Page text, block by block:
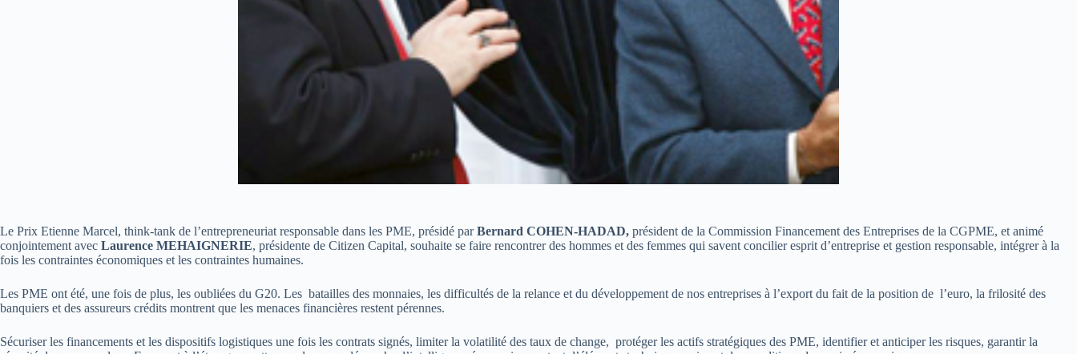
Le Prix Etienne Marcel, think-tank de l’entrepreneuriat responsable dans les PME, présidé parBernard COHEN-HADAD, président de la Commission Financement des Entreprises de la CGPME, et animé
conjointement avec Laurence MEHAIGNERIE, présidente de Citizen Capital, souhaite se faire rencontrer des hommes et des femmes qui savent concilier esprit d’entreprise et gestion responsable, intégrer à la
fois les contraintes économiques et les contraintes humaines.
Les PME ont été, une fois de plus, les oubliées du G20. Les batailles des monnaies, les difficultés de la relance et du développement de nos entreprises à l’export du fait de la position de l’euro, la frilosité des
banquiers et des assureurs crédits montrent que les menaces financières restent pérennes.
Sécuriser les financements et les dispositifs logistiques une fois les contrats signés, limiter la volatilité des taux de change, protéger les actifs stratégiques des PME, identifier et anticiper les risques, garantir la